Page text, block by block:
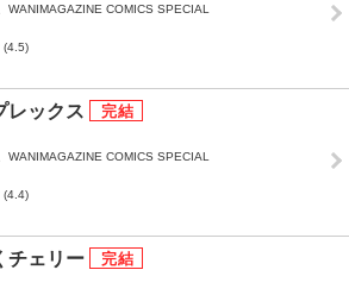
WANIMAGAZINE COMICS SPECIAL
(4.5)
レックス
WANIMAGAZINE COMICS SPECIAL
(4.4)
チェリー